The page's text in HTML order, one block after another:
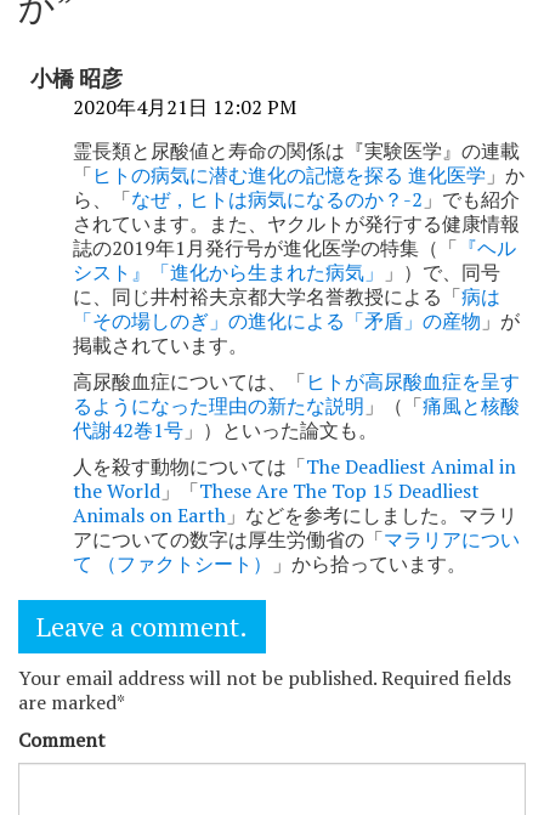
ゲ
ー
小橋 昭彦
2020年4月21日 12:02 PM
霊長類と尿酸値と寿命の関係は『実験医学』の連載
「ヒトの病気に潜む進化の記憶を探る 進化医学 」か
ら、「なぜ，ヒトは病気になるのか？-2 」でも紹介
されています。また、ヤクルトが発行する健康情報
誌の2019年1月発行号が進化医学の特集（「 『ヘル
シスト』「進化から生まれた病気」
」）で、同号
に、同じ井村裕夫京都大学名誉教授による「病は
「その場しのぎ」の進化による「矛盾」の産物 」が
掲載されています。
高尿酸血症については、「ヒトが高尿酸血症を呈す
るようになった理由の新たな説明 」（「痛風と核酸
代謝42巻1号 」）といった論文も。
人を殺す動物については「The Deadliest Animal in
the World 」「These Are The Top 15 Deadliest
Animals on Earth 」などを参考にしました。マラリ
アについての数字は厚生労働省の「マラリアについ
て （ファクトシート）
」から拾っています。
Leave a comment.
Your email address will not be published. Required fields
are marked*
Comment